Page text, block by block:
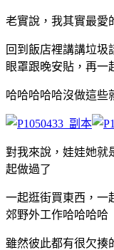
老實說，我其實最愛
回到飯店裡講講垃圾
眼罩跟晚安貼，再一
哈哈哈哈哈沒做這些
對我來說，娃娃她就
起做過了
一起逛街買東西，一
郊野外工作哈哈哈哈
雖然彼此都有很欠揍